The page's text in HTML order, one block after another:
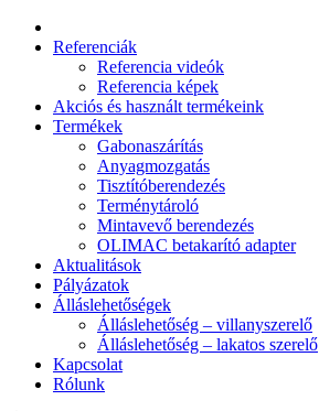
Referenciák
Referencia videók
Referencia képek
Akciós és használt termékeink
Termékek
Gabonaszárítás
Anyagmozgatás
Tisztítóberendezés
Terménytároló
Mintavevő berendezés
OLIMAC betakarító adapter
Aktualitások
Pályázatok
Álláslehetőségek
Álláslehetőség – villanyszerelő
Álláslehetőség – lakatos szerelő
Kapcsolat
Rólunk